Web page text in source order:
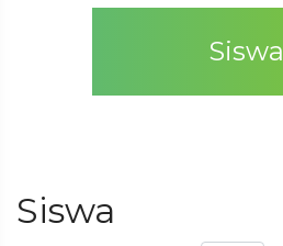
Siswa
Siswa